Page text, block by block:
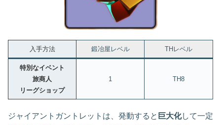
入手方法 鍛冶屋レベル THレベル
特別なイベント
旅商人
リーグショップ
1 TH8
ジャイアントガントレットは、発動すると 巨大化して一定